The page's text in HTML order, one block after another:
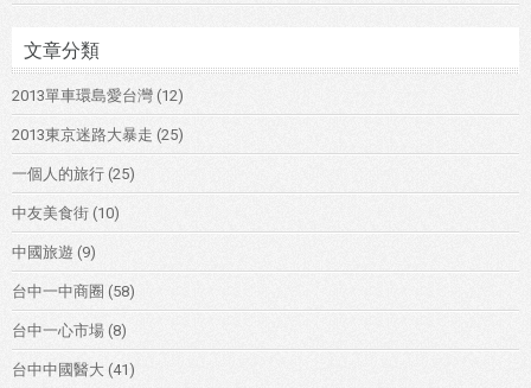
文章分類
2013單車環島愛台灣 (12)
2013東京迷路大暴走 (25)
一個人的旅行 (25)
中友美食街 (10)
中國旅遊 (9)
台中一中商圈 (58)
台中一心市場 (8)
台中中國醫大 (41)